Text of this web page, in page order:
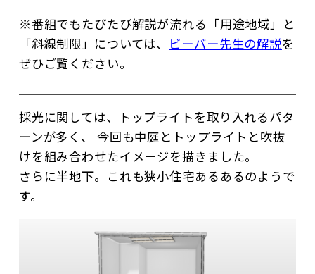
※番組でもたびたび解説が流れる「用途地域」と
「斜線制限」については、 ビーバー先生の解説を
ぜひご覧ください。
採光に関しては、トップライトを取り入れるパタ
ーンが多く、 今回も中庭とトップライトと吹抜
けを組み合わせたイメージを描きました。
さらに半地下。これも狭小住宅あるあるのようで
す。